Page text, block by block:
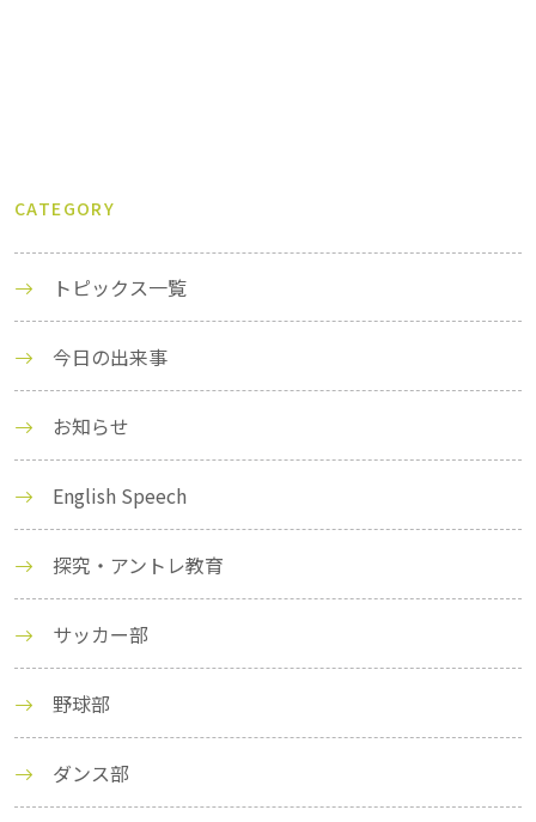
CATEGORY
トピックス一覧
今日の出来事
お知らせ
English Speech
探究・アントレ教育
サッカー部
野球部
ダンス部